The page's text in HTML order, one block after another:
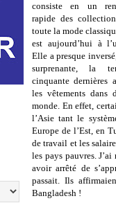
consiste en un
rapide des
toute la mode
est aujourd’hui à
Elle a presque
surprenante, la
cinquante dernières
les vêtements dans
monde. En effet,
l’Asie tant le
Europe de l’Est, en
de travail et les
les pays pauvres.
avoir arrêté de
passait. Ils
Bangladesh !